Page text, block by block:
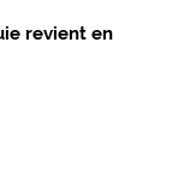
revient en